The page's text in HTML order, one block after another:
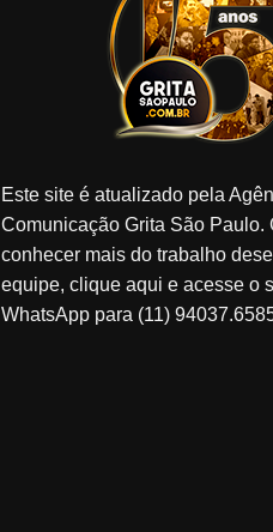
Este site é atualizado pela
Comunicação Grita São Paulo.
conhecer mais do trabalho
equipe, clique aqui e acesse o
WhatsApp para (11)